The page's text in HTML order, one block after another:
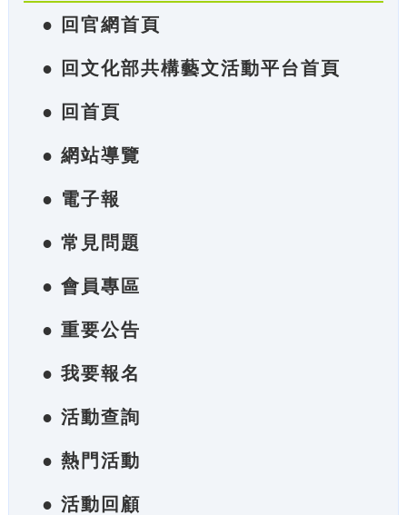
● 回官網首頁
● 回文化部共構藝文活動平台首頁
● 回首頁
● 網站導覽
● 電子報
● 常見問題
● 會員專區
● 重要公告
● 我要報名
● 活動查詢
● 熱門活動
● 活動回顧